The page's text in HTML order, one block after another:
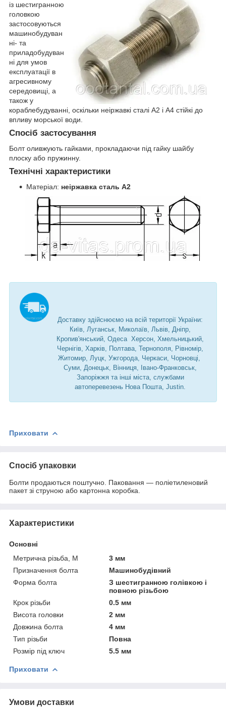
із шестигранною
головкою
застосовуються
машинобудуван
ні- та
приладобудуван
ні для умов
експлуатації в
агресивному
середовищі, а
також у
кораблебудуванні, оскільки неіржавкі сталі А2 і А4 стійкі до
впливу морської води.
Спосіб застосування
Болт оливжують гайками, прокладаючи під гайку шайбу
плоску або пружинну.
Технічні характеристики
Матеріал: неіржавка сталь А2
Доставку здійснюємо на всій території України:
Київ, Луганськ, Миколаїв, Львів, Дніпр,
Кропив'янський, Одеса Херсон, Хмельницький,
Чернігів, Харків, Полтава, Тернополя, Рівномір,
Житомир, Луцк, Ужгорода, Черкаси, Чорновці,
Суми, Донецьк, Вінниця, Івано-Франковськ,
Запоріжжя та інші міста, службами
автоперевезень Нова Пошта, Justin.
Приховати
Спосіб упаковки
Болти продаються поштучно. Паковання — поліетиленовий
пакет зі струною або картонна коробка.
Характеристики
Основні
Метрична різьба, М
3 мм
Призначення болта
Машинобудівний
Форма болта
З шестигранною голівкою і
повною різьбою
Крок різьби
0.5 мм
Висота головки
2 мм
Довжина болта
4 мм
Тип різьби
Повна
Розмір під ключ
5.5 мм
Приховати
Умови доставки